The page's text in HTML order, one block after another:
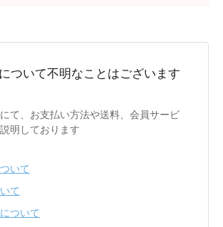
ついて不明なことはございます
て、お支払い方法や送料、会員サービ
明しております
いて
て
ついて